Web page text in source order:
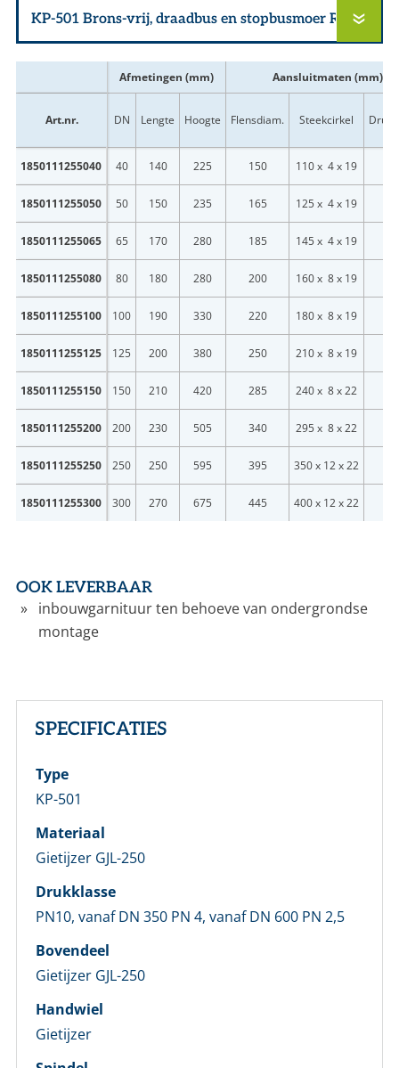
Afmetingen (mm) Aansluitmaten (mm)
Art.nr. DN Lengte Hoogte Flensdiam. Steekcirkel
1850111255040 40 140 225 150 110 x 4 x 19
1850111255050 50 150 235 165 125 x 4 x 19
1850111255065 65 170 280 185 145 x 4 x 19
1850111255080 80 180 280 200 160 x 8 x 19
1850111255100 100 190 330 220 180 x 8 x 19
1850111255125 125 200 380 250 210 x 8 x 19
1850111255150 150 210 420 285 240 x 8 x 22
1850111255200 200 230 505 340 295 x 8 x 22
1850111255250 250 250 595 395 350 x 12 x 22
1850111255300 300 270 675 445 400 x 12 x 22
OOK LEVERBAAR
inbouwgarnituur ten behoeve van ondergrondse
montage
SPECIFICATIES
Type
KP-501
Materiaal
Gietijzer GJL-250
Drukklasse
PN10, vanaf DN 350 PN 4, vanaf DN 600 PN 2,5
Bovendeel
Gietijzer GJL-250
Handwiel
Gietijzer
Vul onderstaand formulier in om in te loggen